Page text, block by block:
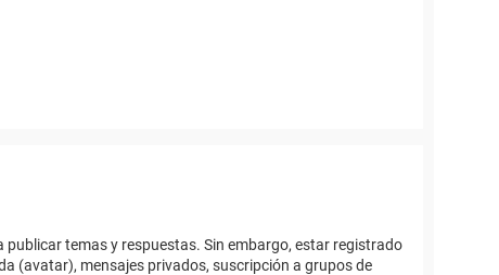
temas y respuestas. Sin embargo, estar registrado
(avatar), mensajes privados, suscripción a grupos de